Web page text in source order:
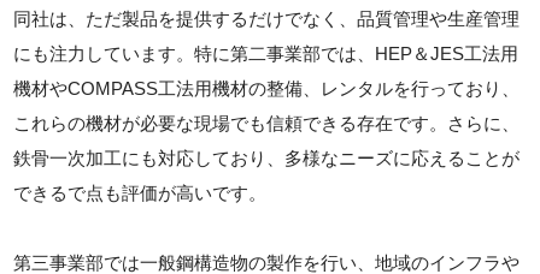
同社は、ただ製品を提供するだけでなく、品質管理や生産管理
にも注力しています。特に第二事業部では、HEP＆JES工法用
機材やCOMPASS工法用機材の整備、レンタルを行っており、
これらの機材が必要な現場でも信頼できる存在です。さらに、
鉄骨一次加工にも対応しており、多様なニーズに応えることが
できるで点も評価が高いです。
第三事業部では一般鋼構造物の製作を行い、地域のインフラや